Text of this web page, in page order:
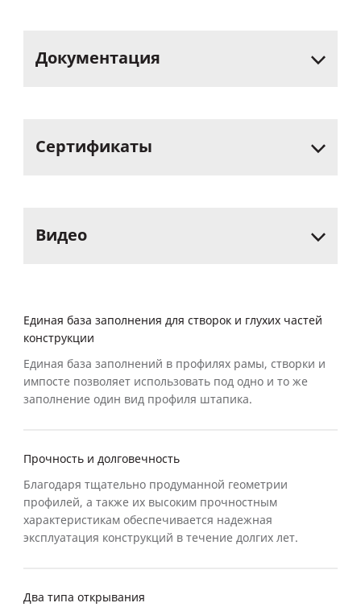
Документация
Сертификаты
Видео
Единая база заполнения для створок и глухих частей
конструкции
Единая база заполнений в профилях рамы, створки и
импосте позволяет использовать под одно и то же
заполнение один вид профиля штапика.
Прочность и долговечность
Благодаря тщательно продуманной геометрии
профилей, а также их высоким прочностным
характеристикам обеспечивается надежная
эксплуатация конструкций в течение долгих лет.
Два типа открывания